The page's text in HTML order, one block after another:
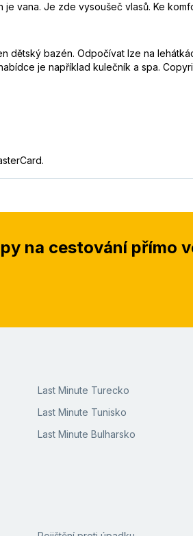
je vana. Je zde vysoušeč vlasů. Ke
dětský bazén. Odpočívat lze na
je například kulečník a spa.
na cestování přímo
Last Minute Turecko
Last Minute Tunisko
Last Minute Bulharsko